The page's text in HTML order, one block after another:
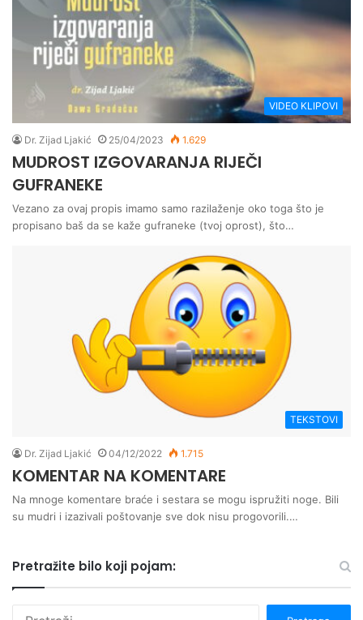
VIDEO KLIPOVI
Dr. Zijad Ljakić 25/04/2023 1.629
MUDROST IZGOVARANJA RIJEČI
GUFRANEKE
Vezano za ovaj propis imamo samo razilaženje oko toga što je
propisano baš da se kaže gufraneke (tvoj oprost), što…
TEKSTOVI
Dr. Zijad Ljakić 04/12/2022 1.715
KOMENTAR NA KOMENTARE
Na mnoge komentare braće i sestara se mogu ispružiti noge. Bili
su mudri i izazivali poštovanje sve dok nisu progovorili.…
Pretražite bilo koji pojam: